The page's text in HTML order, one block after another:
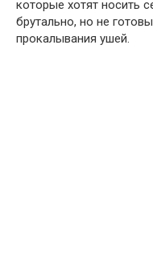
которые хотят носить
брутально, но не
прокалывания ушей.